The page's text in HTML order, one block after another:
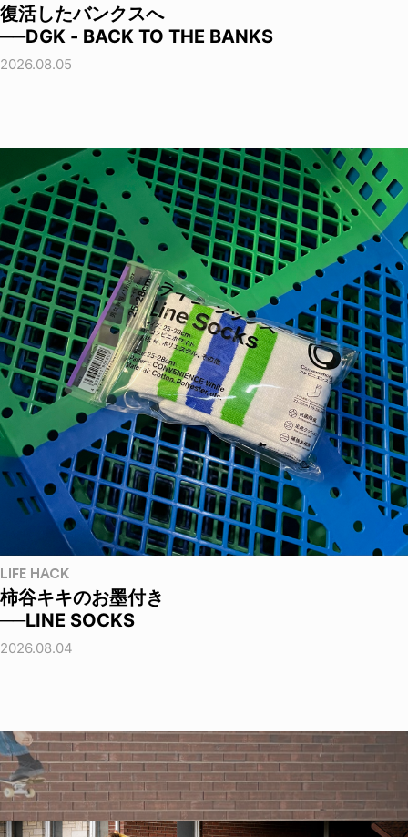
復活したバンクスへ
──DGK - BACK TO THE BANKS
2026.08.05
LIFE HACK
柿谷キキのお墨付き
──LINE SOCKS
2026.08.04